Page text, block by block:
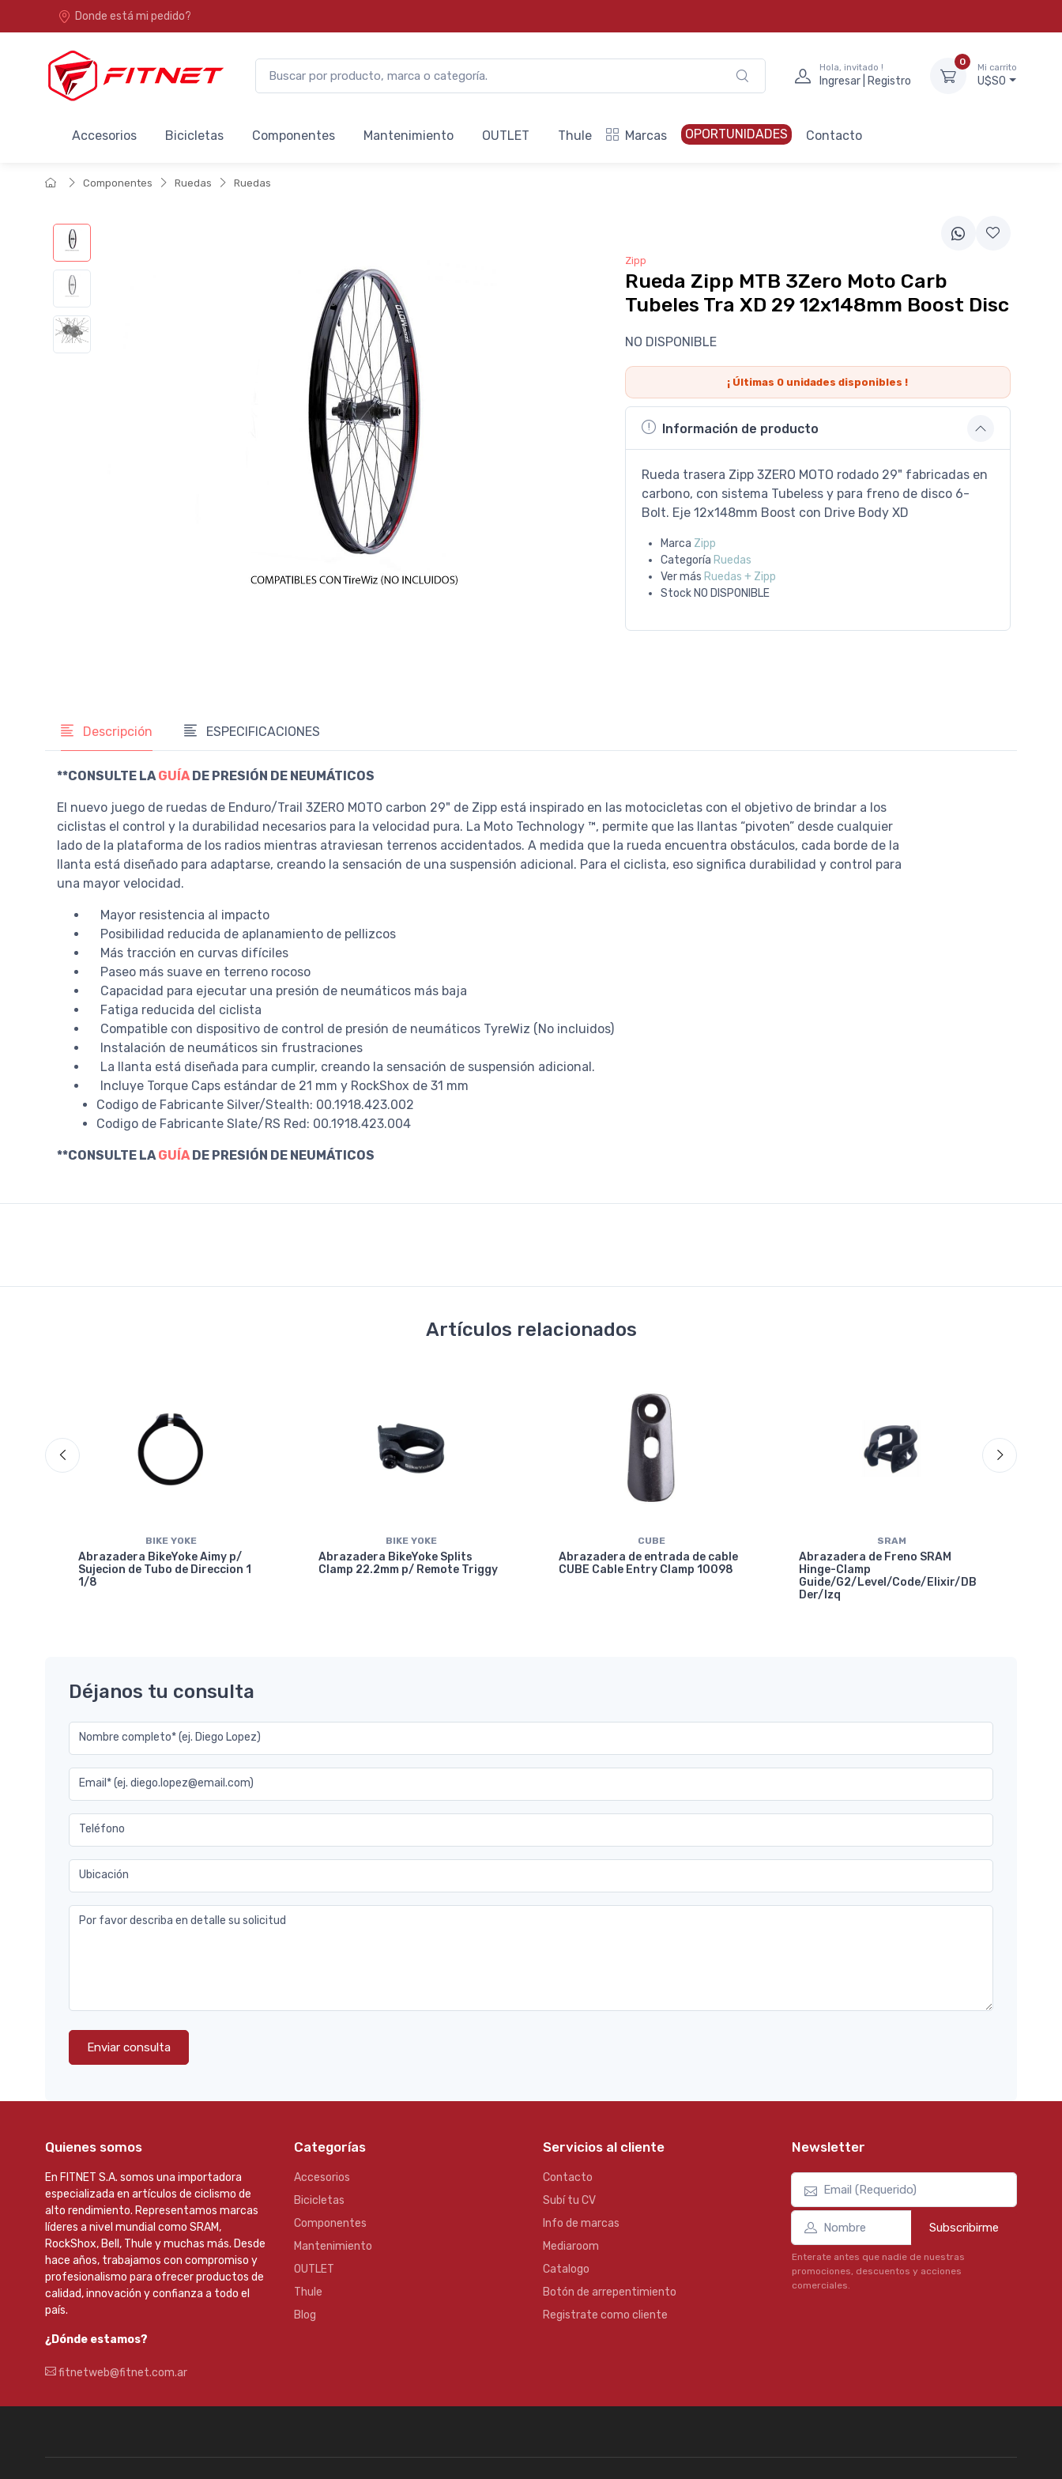
Donde está mi pedido?
Hola, invitado !
Ingresar | Registro
0
Mi carrito
U$S0
Accesorios Bicicletas Componentes Mantenimiento OUTLET Thule Marcas OPORTUNIDADES Contacto
Componentes Ruedas Ruedas
Zipp
Rueda Zipp MTB 3Zero Moto Carb
Tubeles Tra XD 29 12x148mm Boost Disc
NO DISPONIBLE
¡ Últimas 0 unidades disponibles !
Información de producto
Rueda trasera Zipp 3ZERO MOTO rodado 29" fabricadas en
carbono, con sistema Tubeless y para freno de disco 6-
Bolt. Eje 12x148mm Boost con Drive Body XD
Marca Zipp
Categoría Ruedas
Ver más Ruedas + Zipp
Stock NO DISPONIBLE
Descripción ESPECIFICACIONES
**CONSULTE LAGUÍADE PRESIÓN DE NEUMÁTICOS
El nuevo juego de ruedas de Enduro/Trail 3ZERO MOTO carbon 29" de Zipp está inspirado en las motocicletas con el objetivo de brindar a los
ciclistas el control y la durabilidad necesarios para la velocidad pura. La Moto Technology ™, permite que las llantas “pivoten” desde cualquier
lado de la plataforma de los radios mientras atraviesan terrenos accidentados. A medida que la rueda encuentra obstáculos, cada borde de la
llanta está diseñado para adaptarse, creando la sensación de una suspensión adicional. Para el ciclista, eso significa durabilidad y control para
una mayor velocidad.
Mayor resistencia al impacto
Posibilidad reducida de aplanamiento de pellizcos
Más tracción en curvas difíciles
Paseo más suave en terreno rocoso
Capacidad para ejecutar una presión de neumáticos más baja
Fatiga reducida del ciclista
Compatible con dispositivo de control de presión de neumáticos TyreWiz (No incluidos)
Instalación de neumáticos sin frustraciones
La llanta está diseñada para cumplir, creando la sensación de suspensión adicional.
Incluye Torque Caps estándar de 21 mm y RockShox de 31 mm
Codigo de Fabricante Silver/Stealth: 00.1918.423.002
Codigo de Fabricante Slate/RS Red: 00.1918.423.004
**CONSULTE LAGUÍADE PRESIÓN DE NEUMÁTICOS
Artículos relacionados
BIKE YOKE
Abrazadera BikeYoke Aimy p/
Sujecion de Tubo de Direccion 1
1/8
BIKE YOKE
Abrazadera BikeYoke Splits
Clamp 22.2mm p/ Remote Triggy
CUBE
Abrazadera de entrada de cable
CUBE Cable Entry Clamp 10098
SRAM
Abrazadera de Freno SRAM
Hinge-Clamp
Guide/G2/Level/Code/Elixir/DB
Der/Izq
Déjanos tu consulta
Nombre completo* (ej. Diego Lopez)
Email* (ej. diego.lopez@email.com)
Teléfono
Ubicación
Por favor describa en detalle su solicitud
Enviar consulta
Quienes somos
En FITNET S.A. somos una importadora
especializada en artículos de ciclismo de
alto rendimiento. Representamos marcas
líderes a nivel mundial como SRAM,
RockShox, Bell, Thule y muchas más. Desde
hace años, trabajamos con compromiso y
profesionalismo para ofrecer productos de
calidad, innovación y confianza a todo el
país.
¿Dónde estamos?
fitnetweb@fitnet.com.ar
Categorías
Accesorios
Bicicletas
Componentes
Mantenimiento
OUTLET
Thule
Blog
Servicios al cliente
Contacto
Subí tu CV
Info de marcas
Mediaroom
Catalogo
Botón de arrepentimiento
Registrate como cliente
Newsletter
Subscribirme
Enterate antes que nadie de nuestras
promociones, descuentos y acciones
comerciales.